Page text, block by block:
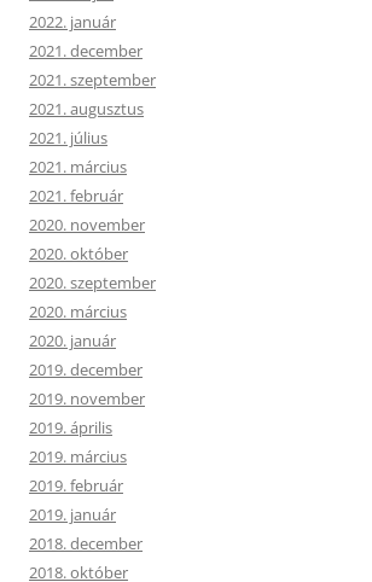
2022. január
2021. december
2021. szeptember
2021. augusztus
2021. július
2021. március
2021. február
2020. november
2020. október
2020. szeptember
2020. március
2020. január
2019. december
2019. november
2019. április
2019. március
2019. február
2019. január
2018. december
2018. október